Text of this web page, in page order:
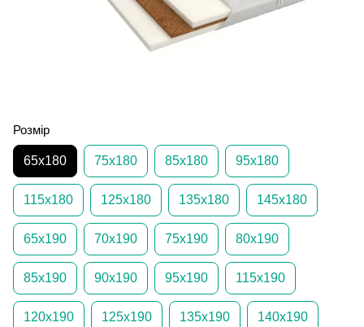
Розмір
65х180 75х180 85х180 95х180
115х180 125х180 135х180 145х180
65х190 70х190 75х190 80х190
85х190 90х190 95х190 115х190
120х190 125х190 135х190 140х190